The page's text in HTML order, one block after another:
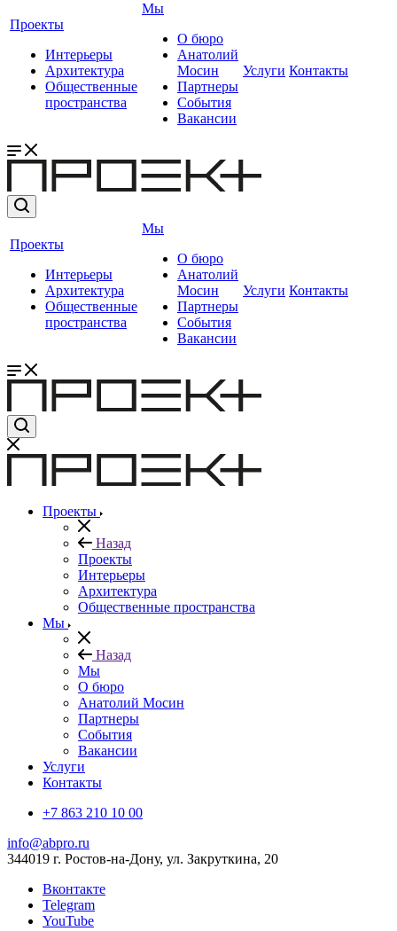
Проекты
Интерьеры
Архитектура
Общественные
пространства
Мы
О бюро
Анатолий
Мосин
Партнеры
События
Вакансии
Услуги Контакты
Проекты
Интерьеры
Архитектура
Общественные
пространства
Мы
О бюро
Анатолий
Мосин
Партнеры
События
Вакансии
Услуги Контакты
Проекты
Назад
Проекты
Интерьеры
Архитектура
Общественные пространства
Мы
Назад
Мы
О бюро
Анатолий Мосин
Партнеры
События
Вакансии
Услуги
Контакты
+7 863 210 10 00
info@abpro.ru
344019 г. Ростов-на-Дону, ул. Закруткина, 20
Вконтакте
Telegram
YouTube